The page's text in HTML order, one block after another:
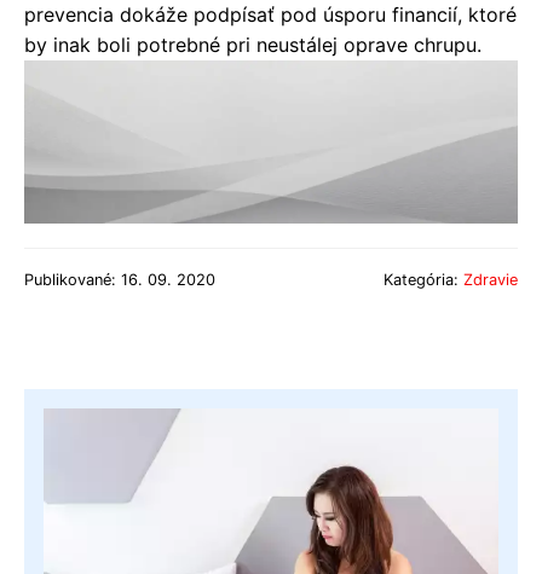
prevencia dokáže podpísať pod úsporu financií, ktoré
by inak boli potrebné pri neustálej oprave chrupu.
Publikované: 16. 09. 2020 Kategória: Zdravie